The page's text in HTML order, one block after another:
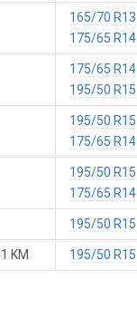
165/70 R13
175/65 R14
175/65 R14
195/50 R15
195/50 R15
175/65 R14
195/50 R15
175/65 R14
195/50 R15
KM 195/50 R15